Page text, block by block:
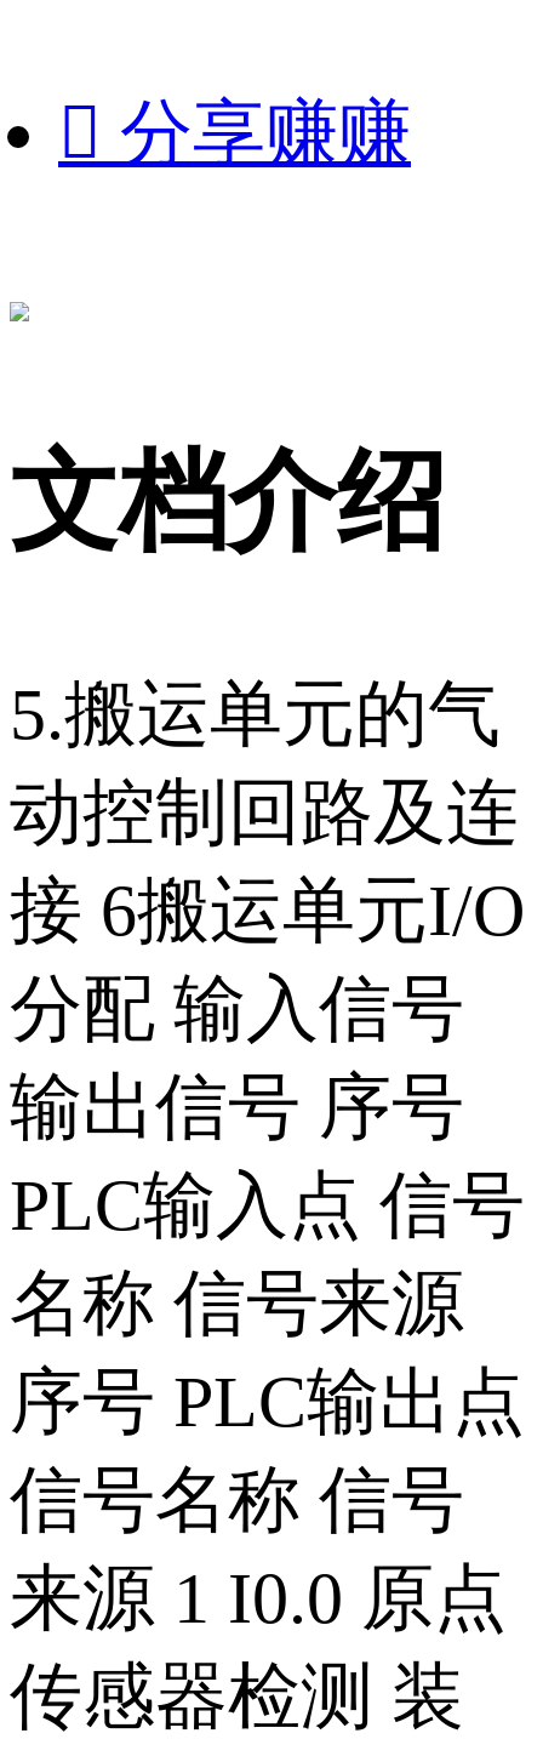
 分享赚赚
文档介绍
5.搬运单元的气
动控制回路及连
接 6搬运单元I/O
分配 输入信号
输出信号 序号
PLC输入点 信号
名称 信号来源
序号 PLC输出点
信号名称 信号
来源 1 I0.0 原点
传感器检测 装